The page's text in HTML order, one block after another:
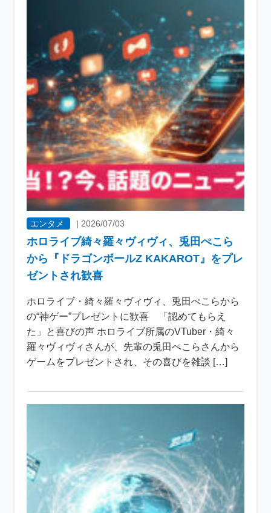
エンタメ |2026/07/03
ホロライブ綺々羅々ヴィヴィ、兎田ぺこら
から『ドラゴンボールZ KAKAROT』をプレ
ゼントされ歓喜
ホロライブ・綺々羅々ヴィヴィ、兎田ぺこらから
の“神ゲー”プレゼントに歓喜 「認めてもらえ
た」と喜びの声 ホロライブ所属のVTuber・綺々
羅々ヴィヴィさんが、先輩の兎田ぺこらさんから
ゲームをプレゼントされ、その喜びを雑談 […]